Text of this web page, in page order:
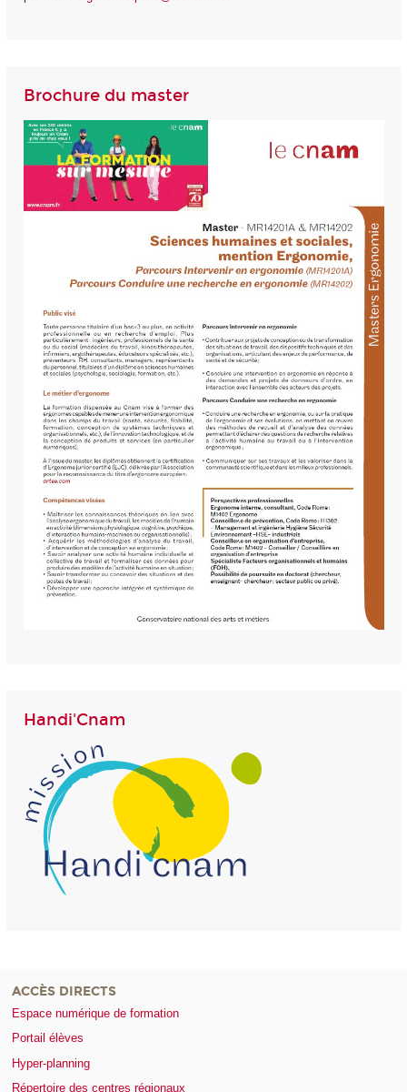
Brochure du master
Handi'Cnam
ACCÈS DIRECTS
Espace numérique de formation
Portail élèves
Hyper-planning
Répertoire des centres régionaux